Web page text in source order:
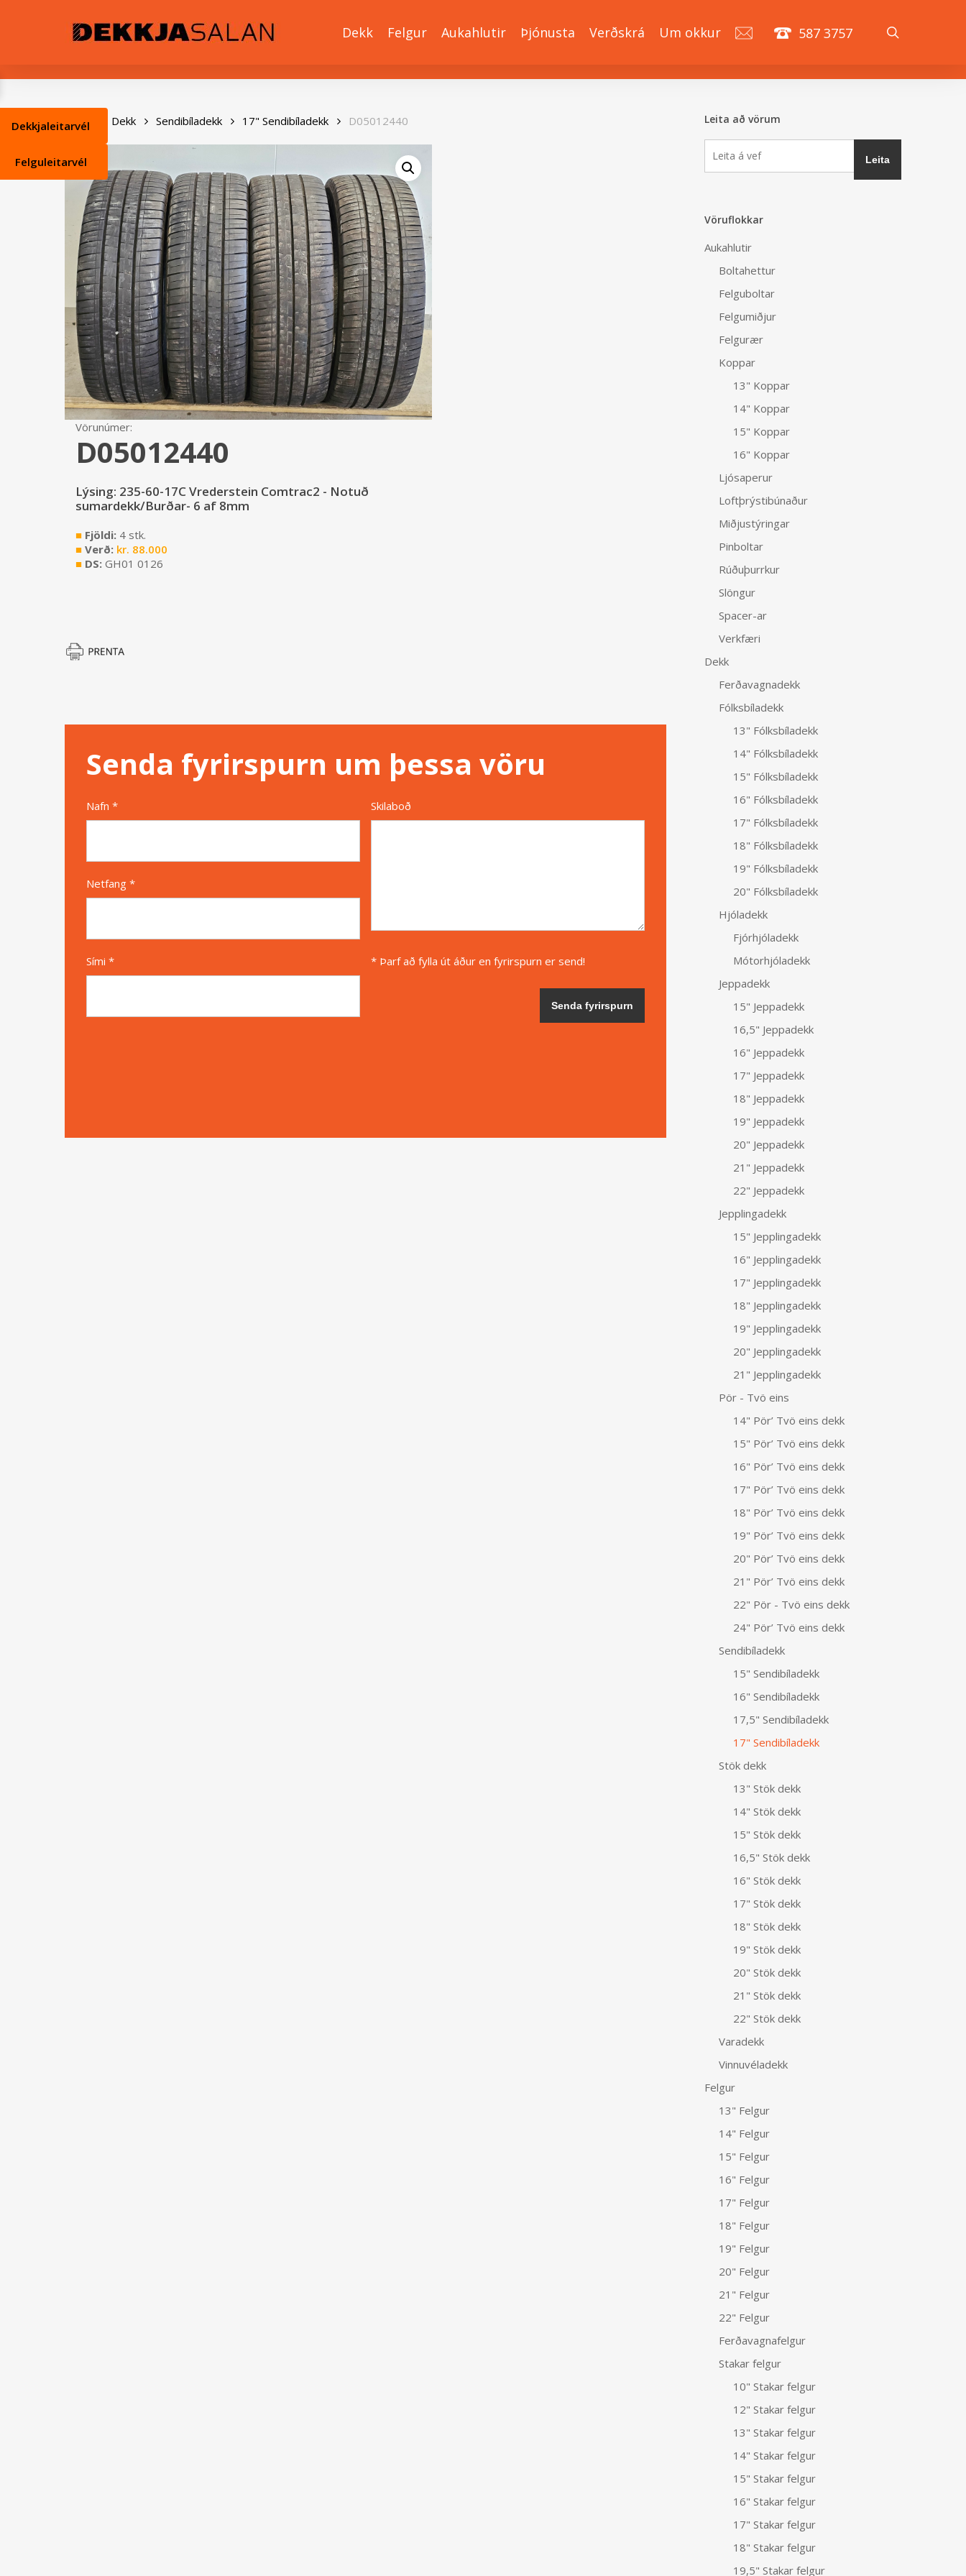
Dekk Felgur Aukahlutir Þjónusta Verðskrá Um okkur 587 3757
Heim Dekk Sendibíladekk 17" Sendibíladekk D05012440
Vörunúmer:
D05012440
Lýsing: 235-60-17C Vrederstein Comtrac2 - Notuð
sumardekk/Burðar- 6 af 8mm
■ Fjöldi: 4 stk.
■ Verð: kr. 88.000
■ DS: GH01 0126
Senda fyrirspurn um þessa vöru
Nafn *
Netfang *
Sími *
Skilaboð
* Þarf að fylla út áður en fyrirspurn er send!
Leita að vörum
Vöruflokkar
Aukahlutir
Boltahettur
Felguboltar
Felgumiðjur
Felgurær
Koppar
13" Koppar
14" Koppar
15" Koppar
16" Koppar
Ljósaperur
Loftþrýstibúnaður
Miðjustýringar
Pinboltar
Rúðuþurrkur
Slöngur
Spacer-ar
Verkfæri
Dekk
Ferðavagnadekk
Fólksbíladekk
13" Fólksbíladekk
14" Fólksbíladekk
15" Fólksbíladekk
16" Fólksbíladekk
17" Fólksbíladekk
18" Fólksbíladekk
19" Fólksbíladekk
20" Fólksbíladekk
Hjóladekk
Fjórhjóladekk
Mótorhjóladekk
Jeppadekk
15" Jeppadekk
16,5" Jeppadekk
16" Jeppadekk
17" Jeppadekk
18" Jeppadekk
19" Jeppadekk
20" Jeppadekk
21" Jeppadekk
22" Jeppadekk
Jepplingadekk
15" Jepplingadekk
16" Jepplingadekk
17" Jepplingadekk
18" Jepplingadekk
19" Jepplingadekk
20" Jepplingadekk
21" Jepplingadekk
Pör - Tvö eins
14" Pör’ Tvö eins dekk
15" Pör’ Tvö eins dekk
16" Pör’ Tvö eins dekk
17" Pör’ Tvö eins dekk
18" Pör’ Tvö eins dekk
19" Pör’ Tvö eins dekk
20" Pör’ Tvö eins dekk
21" Pör’ Tvö eins dekk
22" Pör - Tvö eins dekk
24" Pör’ Tvö eins dekk
Sendibíladekk
15" Sendibíladekk
16" Sendibíladekk
17,5" Sendibíladekk
17" Sendibíladekk
Stök dekk
13" Stök dekk
14" Stök dekk
15" Stök dekk
16,5" Stök dekk
16" Stök dekk
17" Stök dekk
18" Stök dekk
19" Stök dekk
20" Stök dekk
21" Stök dekk
22" Stök dekk
Varadekk
Vinnuvéladekk
Felgur
13" Felgur
14" Felgur
15" Felgur
16" Felgur
17" Felgur
18" Felgur
19" Felgur
20" Felgur
21" Felgur
22" Felgur
Ferðavagnafelgur
Stakar felgur
10" Stakar felgur
12" Stakar felgur
13" Stakar felgur
14" Stakar felgur
15" Stakar felgur
16" Stakar felgur
17" Stakar felgur
18" Stakar felgur
19,5" Stakar felgur
Dekkjaleitarvél
Felguleitarvél